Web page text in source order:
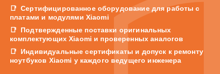
Сертифицированное оборудование для работы с
платами и модулями Xiaomi
Подтвержденные поставки оригинальных
комплектующих Xiaomi и проверенных аналогов
Индивидуальные сертификаты и допуск к ремонту
ноутбуков Xiaomi у каждого ведущего инженера